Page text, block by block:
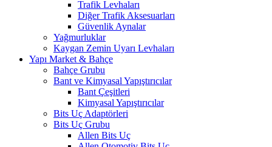
Trafik Levhaları
Diğer Trafik Aksesuarları
Güvenlik Aynalar
Yağmurluklar
Kaygan Zemin Uyarı Levhaları
Yapı Market & Bahçe
Bahçe Grubu
Bant ve Kimyasal Yapıştırıcılar
Bant Çeşitleri
Kimyasal Yapıştırıcılar
Bits Uç Adaptörleri
Bits Uç Grubu
Allen Bits Uç